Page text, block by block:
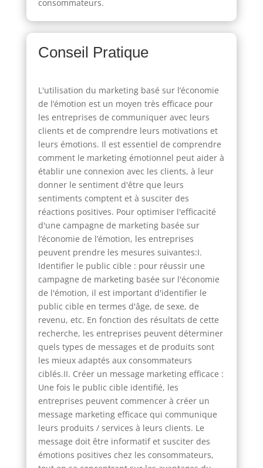
consommateurs.
Conseil Pratique
L'utilisation du marketing basé sur l’économie
de l’émotion est un moyen très efficace pour
les entreprises de communiquer avec leurs
clients et de comprendre leurs motivations et
leurs émotions. Il est essentiel de comprendre
comment le marketing émotionnel peut aider à
établir une connexion avec les clients, à leur
donner le sentiment d'être que leurs
sentiments comptent et à susciter des
réactions positives. Pour optimiser l'efficacité
d'une campagne de marketing basée sur
l’économie de l’émotion, les entreprises
peuvent prendre les mesures suivantes:I.
Identifier le public cible : pour réussir une
campagne de marketing basée sur l'économie
de l'émotion, il est important d'identifier le
public cible en termes d'âge, de sexe, de
revenu, etc. En fonction des résultats de cette
recherche, les entreprises peuvent déterminer
quels types de messages et de produits sont
les mieux adaptés aux consommateurs
ciblés.II. Créer un message marketing efficace :
Une fois le public cible identifié, les
entreprises peuvent commencer à créer un
message marketing efficace qui communique
leurs produits / services à leurs clients. Le
message doit être informatif et susciter des
émotions positives chez les consommateurs,